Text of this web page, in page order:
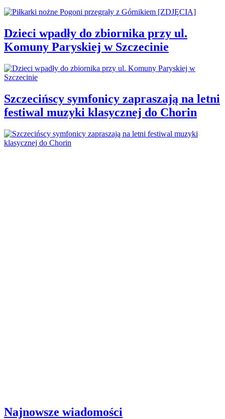
Dzieci wpadły do zbiornika przy ul.
Komuny Paryskiej w Szczecinie
Szczecińscy symfonicy zapraszają na letni
festiwal muzyki klasycznej do Chorin
Najnowsze wiadomości